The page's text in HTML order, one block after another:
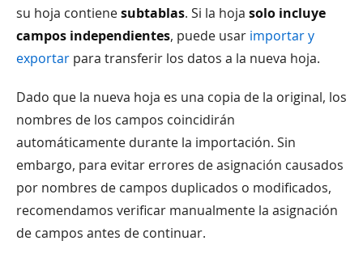
su hoja contienesubtablas. Si la hoja solo incluye
campos independientes, puede usar importar y
exportar para transferir los datos a la nueva hoja.
Dado que la nueva hoja es una copia de la original, los
nombres de los campos coincidirán
automáticamente durante la importación. Sin
embargo, para evitar errores de asignación causados ​​
por nombres de campos duplicados o modificados,
recomendamos verificar manualmente la asignación
de campos antes de continuar.